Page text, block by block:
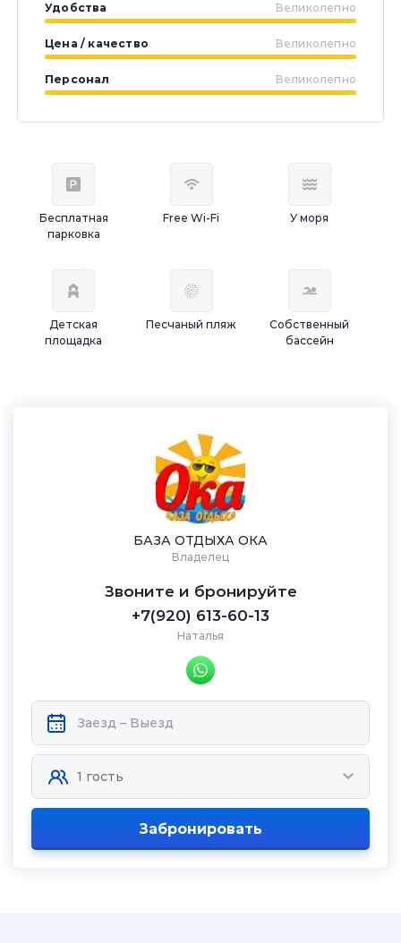
Удобства Великолепно
Цена / качество Великолепно
Персонал Великолепно
Бесплатная
парковка
Free Wi-Fi У моря
Детская
площадка
Песчаный пляж
Собственный
бассейн
БАЗА ОТДЫХА ОКА
Владелец
Звоните и бронируйте
+7(920) 613-60-13
Наталья
Забронировать